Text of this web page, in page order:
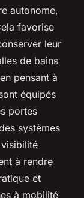
autonome,
favorise
leur
de bains
pensant à
équipés
portes
systèmes
à rendre
et
à mobilité